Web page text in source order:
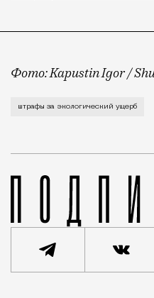
Фото: Kapustin Igor /
Мы, конечно, не
штрафы за экологический ущерб